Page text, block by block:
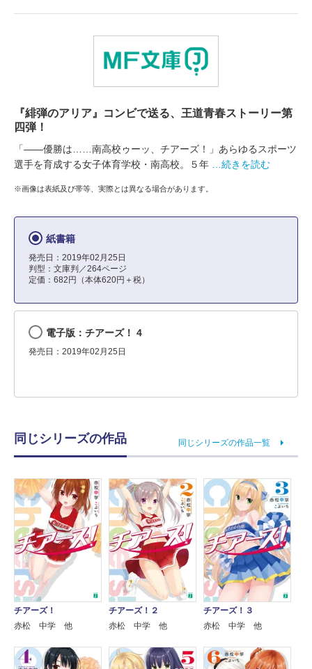
『緋弾のアリア』コンビで送る、王道青春ストーリー第
四弾！
「――優勝は……南高校ゥーッ、チアーズ！」あらゆるスポーツ
選手を育成する女子体育学校・南高校。５年
…続きを読む
※画像は表紙及び帯等、実際とは異なる場合があります。
紙書籍
発売日：2019年02月25日
判型：文庫判／264ページ
定価：682円（本体620円＋税）
電子版：チアーズ！ 4
発売日：2019年02月25日
同じシリーズの作品 同じシリーズの作品一覧
チアーズ！
赤松 中学 他
チアーズ！２
赤松 中学 他
チアーズ！３
赤松 中学 他